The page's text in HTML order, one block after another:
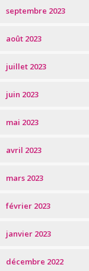
septembre 2023
août 2023
juillet 2023
juin 2023
mai 2023
avril 2023
mars 2023
février 2023
janvier 2023
décembre 2022